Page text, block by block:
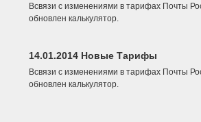
Всвязи с изменениями в тарифах Почты
обновлен калькулятор.
14.01.2014 Новые Тарифы
Всвязи с изменениями в тарифах Почты
обновлен калькулятор.